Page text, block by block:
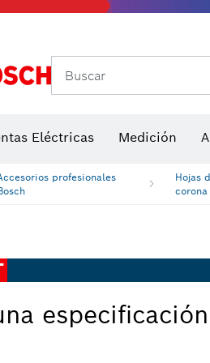
Buscar
Eléctricas Medición
profesionales
Hojas
corona
especificación